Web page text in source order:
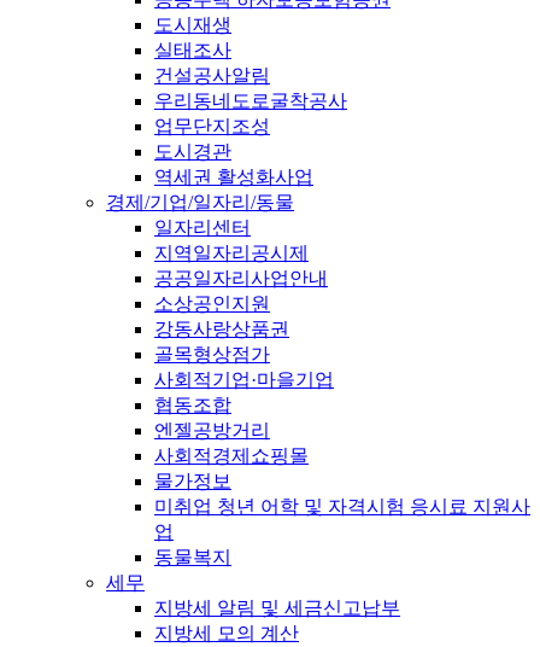
도시재생
실태조사
건설공사알림
우리동네도로굴착공사
업무단지조성
도시경관
역세권 활성화사업
경제/기업/일자리/동물
일자리센터
지역일자리공시제
공공일자리사업안내
소상공인지원
강동사랑상품권
골목형상점가
사회적기업·마을기업
협동조합
엔젤공방거리
사회적경제쇼핑몰
물가정보
미취업 청년 어학 및 자격시험 응시료 지원사
업
동물복지
세무
지방세 알림 및 세금신고납부
지방세 모의 계산